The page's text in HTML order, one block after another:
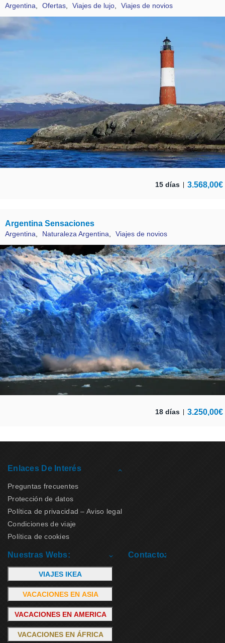
Argentina Ofertas Viajes de lujo Viajes de novios
15 días 3.568,00€
Argentina Sensaciones
Argentina Naturaleza Argentina Viajes de novios
18 días 3.250,00€
Enlaces De Interés
Preguntas frecuentes
Protección de datos
Política de privacidad – Aviso legal
Condiciones de viaje
Política de cookies
Nuestras Webs:
VIAJES IKEA
VACACIONES EN ASIA
VACACIONES EN AMERICA
VACACIONES EN ÁFRICA
Contacto: